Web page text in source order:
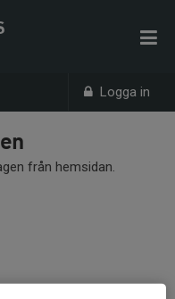
Logga in
från hemsidan.